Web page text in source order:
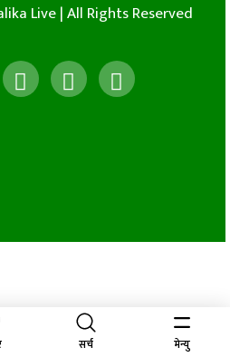
सर्च मेन्यु
Live | All Rights Reserved